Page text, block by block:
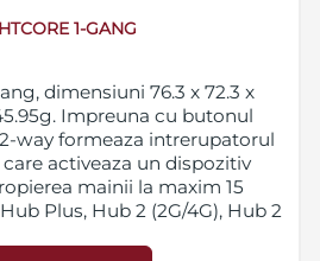
1-GANG
dimensiuni 76.3 x 72.3 x
Impreuna cu butonul
way formeaza intrerupatorul
activeaza un dispozitiv
mainii la maxim 15
Plus, Hub 2 (2G/4G), Hub 2